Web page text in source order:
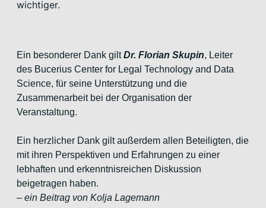
wichtiger.
Ein besonderer Dank giltDr. Florian Skupin, Leiter
des Bucerius Center for Legal Technology and Data
Science, für seine Unterstützung und die
Zusammenarbeit bei der Organisation der
Veranstaltung.
Ein herzlicher Dank gilt außerdem allen Beteiligten, die
mit ihren Perspektiven und Erfahrungen zu einer
lebhaften und erkenntnisreichen Diskussion
beigetragen haben.
– ein Beitrag von Kolja Lagemann